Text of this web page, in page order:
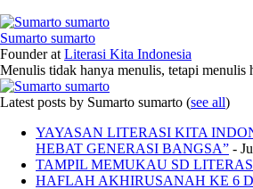
Sumarto sumarto
Founderat Literasi Kita Indonesia
Menulis tidak hanya menulis, tetapi menulis
Latest posts by Sumarto sumarto (see all)
YAYASAN LITERASI KITA
HEBAT GENERASI BANGSA” -
TAMPIL MEMUKAU SD
HAFLAH AKHIRUSANAH KE 6